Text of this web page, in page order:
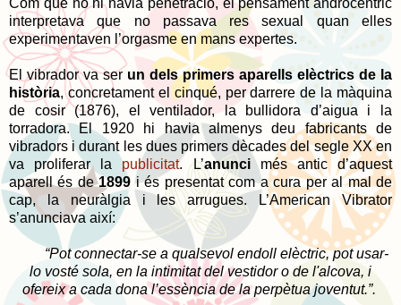
interpretava que no passava res sexual quan elles
experimentaven l’orgasme en mans expertes.
El vibrador va ser un dels primers aparells elèctrics de la
història, concretament el cinqué, per darrere de la màquina
de cosir (1876), el ventilador, la bullidora d’aigua i la
torradora. El 1920 hi havia almenys deu fabricants de
vibradors i durant les dues primers dècades del segle XX en
va proliferar lapublicitat. L’anuncimés antic d’aquest
aparell és de1899 i és presentat com a cura per al mal de
cap, la neuràlgia i les arrugues. L’American Vibrator
s’anunciava així:
“Pot connectar-se a qualsevol endoll elèctric, pot usar-
lo vosté sola, en la intimitat del vestidoro de l'alcova, i
ofereix a cada dona l’essència de la perpètua joventut.”.